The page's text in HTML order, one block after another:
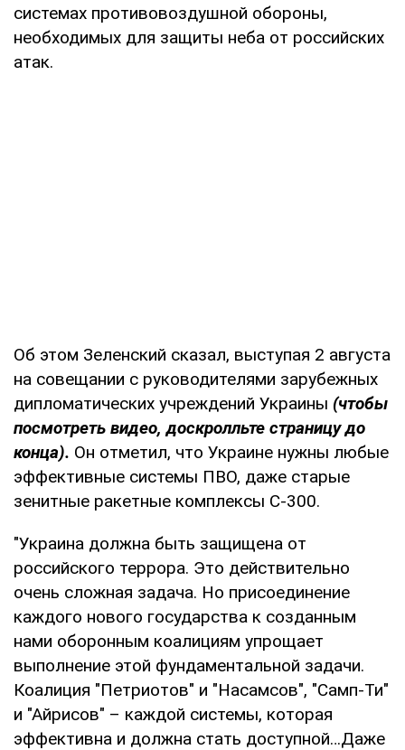
системах противовоздушной обороны,
необходимых для защиты неба от российских
атак.
Об этом Зеленский сказал, выступая 2 августа
на совещании с руководителями зарубежных
дипломатических учреждений Украины (чтобы
посмотреть видео, доскролльте страницу до
конца). Он отметил, что Украине нужны любые
эффективные системы ПВО, даже старые
зенитные ракетные комплексы С-300.
"Украина должна быть защищена от
российского террора. Это действительно
очень сложная задача. Но присоединение
каждого нового государства к созданным
нами оборонным коалициям упрощает
выполнение этой фундаментальной задачи.
Коалиция "Петриотов" и "Насамсов", "Самп-Ти"
и "Айрисов" – каждой системы, которая
эффективна и должна стать доступной…Даже